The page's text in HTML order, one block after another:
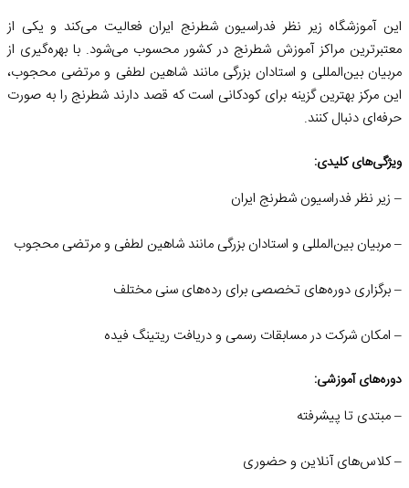
این آموزشگاه زیر نظر فدراسیون شطرنج ایران فعالیت می‌کند و یکی از
معتبرترین مراکز آموزش شطرنج در کشور محسوب می‌شود. با بهره‌گیری از
مربیان بین‌المللی و استادان بزرگی مانند شاهین لطفی و مرتضی محجوب،
این مرکز بهترین گزینه برای کودکانی است که قصد دارند شطرنج را به صورت
حرفه‌ای دنبال کنند.
ویژگی‌های کلیدی:
– زیر نظر فدراسیون شطرنج ایران
– مربیان بین‌المللی و استادان بزرگی مانند شاهین لطفی و مرتضی محجوب
– برگزاری دوره‌های تخصصی برای رده‌های سنی مختلف
– امکان شرکت در مسابقات رسمی و دریافت ریتینگ فیده
دوره‌های آموزشی:
– مبتدی تا پیشرفته
– کلاس‌های آنلاین و حضوری